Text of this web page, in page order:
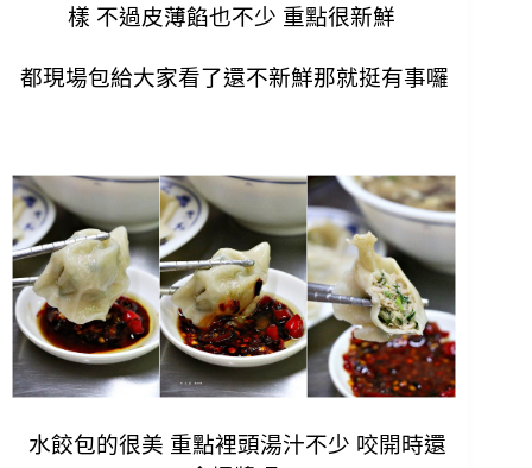
樣 不過皮薄餡也不少 重點很新鮮
都現場包給大家看了還不新鮮那就挺有事囉
水餃包的很美 重點裡頭湯汁不少 咬開時還